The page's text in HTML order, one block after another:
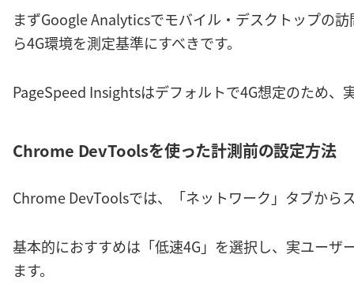
まずGoogle Analyticsでモバイル・デスクトップの
ら4G環境を測定基準にすべきです。
PageSpeed Insightsはデフォルトで4G想定のため、
Chrome DevToolsを使った計測前の設定方法
Chrome DevToolsでは、「ネットワーク」タブから
基本的におすすめは「低速4G」を選択し、実ユーザ
ます。